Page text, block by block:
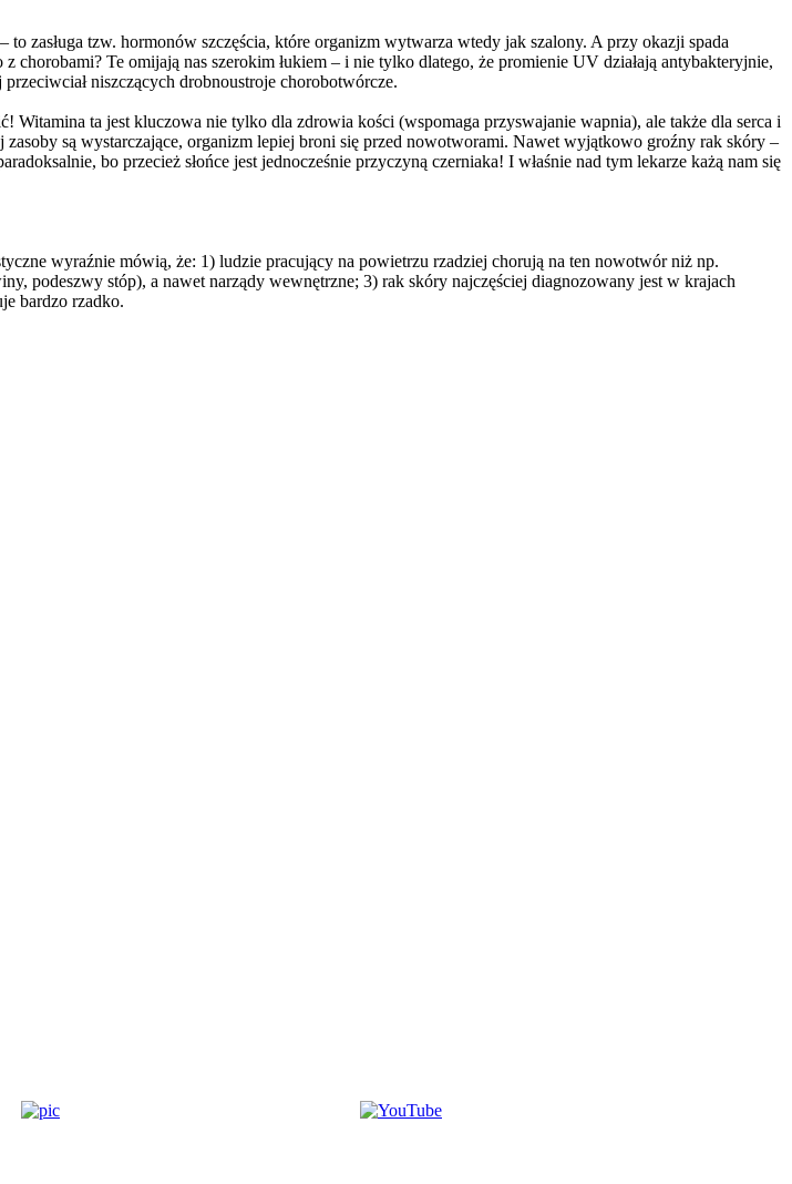
zasługa tzw. hormonów szczęścia, które organizm wytwarza wtedy jak szalony. A przy okazji spada
Te omijają nas szerokim łukiem – i nie tylko dlatego, że promienie UV działają antybakteryjnie,
niszczących drobnoustroje chorobotwórcze.
ta jest kluczowa nie tylko dla zdrowia kości (wspomaga przyswajanie wapnia), ale także dla serca i
są wystarczające, organizm lepiej broni się przed nowotworami. Nawet wyjątkowo groźny rak skóry –
bo przecież słońce jest jednocześnie przyczyną czerniaka! I właśnie nad tym lekarze każą nam się
wyraźnie mówią, że: 1) ludzie pracujący na powietrzu rzadziej chorują na ten nowotwór niż np.
podeszwy stóp), a nawet narządy wewnętrzne; 3) rak skóry najczęściej diagnozowany jest w krajach
bardzo rzadko.